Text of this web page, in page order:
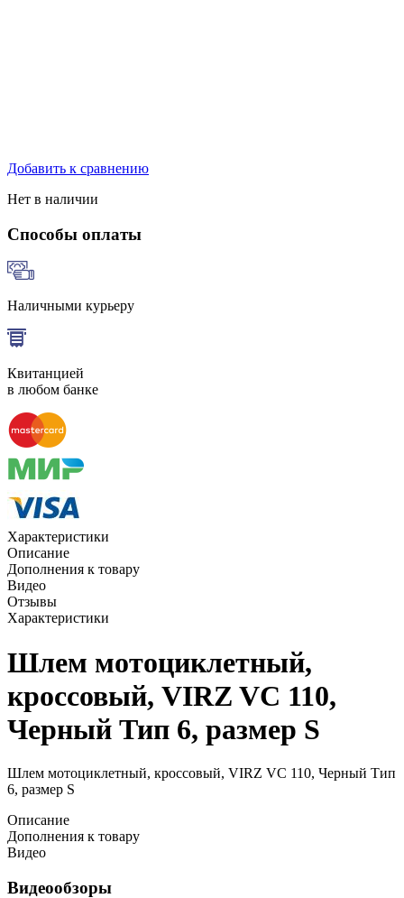
Добавить к сравнению
Нет в наличии
Способы оплаты
Наличными курьеру
Квитанцией
в любом банке
Характеристики
Описание
Дополнения к товару
Видео
Отзывы
Характеристики
Шлем мотоциклетный,
кроссовый, VIRZ VС 110,
Черный Тип 6, размер S
Шлем мотоциклетный, кроссовый, VIRZ VС 110, Черный Тип
6, размер S
Описание
Дополнения к товару
Видео
Видеообзоры